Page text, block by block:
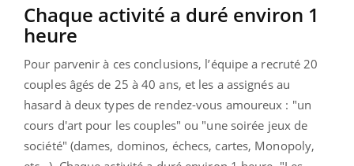
Chaque activité a duré environ 1
heure
Pour parvenir à ces conclusions, l’équipe a recruté 20
couples âgés de 25 à 40 ans, et les a assignés au
hasard à deux types de rendez-vous amoureux : "un
cours d'art pour les couples" ou "une soirée jeux de
société" (dames, dominos, échecs, cartes, Monopoly,